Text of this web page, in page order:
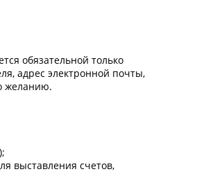
обязательной только
адрес электронной почты,
желанию.
выставления счетов,